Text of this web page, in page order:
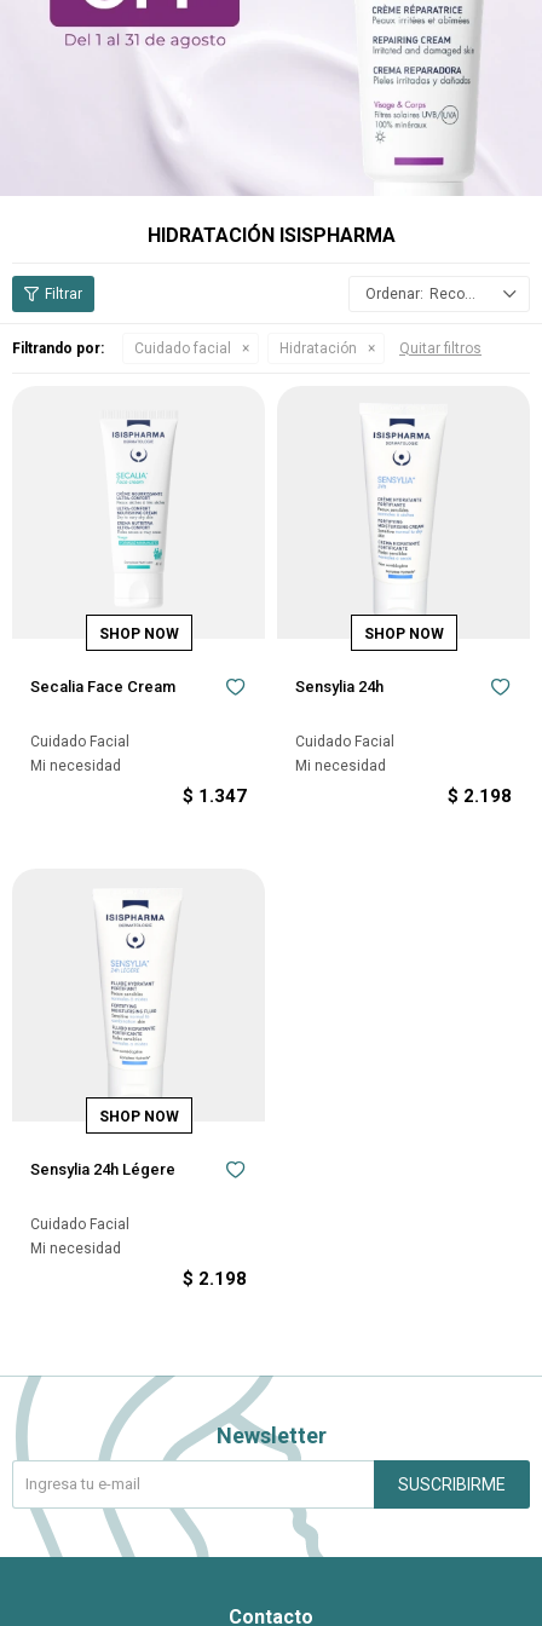
HIDRATACIÓN ISISPHARMA
Recomendados
Filtrando por: Cuidado facial Hidratación Quitar filtros
Secalia Face Cream
Cuidado Facial
Mi necesidad
$ 1.347
Sensylia 24h
Cuidado Facial
Mi necesidad
$ 2.198
Sensylia 24h Légere
Cuidado Facial
Mi necesidad
$ 2.198
Contacto
Newsletter
SUSCRIBIRME